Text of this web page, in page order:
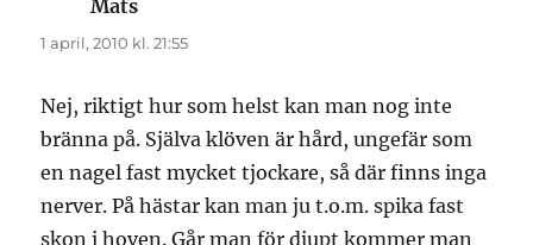
Mats
1 april, 2010 kl. 21:55
Nej, riktigt hur som helst kan man nog inte
bränna på. Själva klöven är hård, ungefär som
en nagel fast mycket tjockare, så där finns inga
nerver. På hästar kan man ju t.o.m. spika fast
skon i hoven. Går man för djupt kommer man